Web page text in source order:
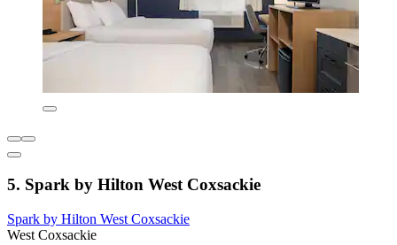
5. Spark by Hilton West Coxsackie
Spark by Hilton West Coxsackie
West Coxsackie